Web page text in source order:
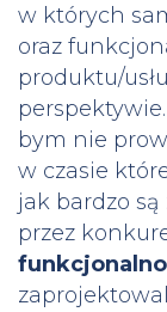
w których
oraz
produktu/
bym nie
w czasie
jak bardzo
przez